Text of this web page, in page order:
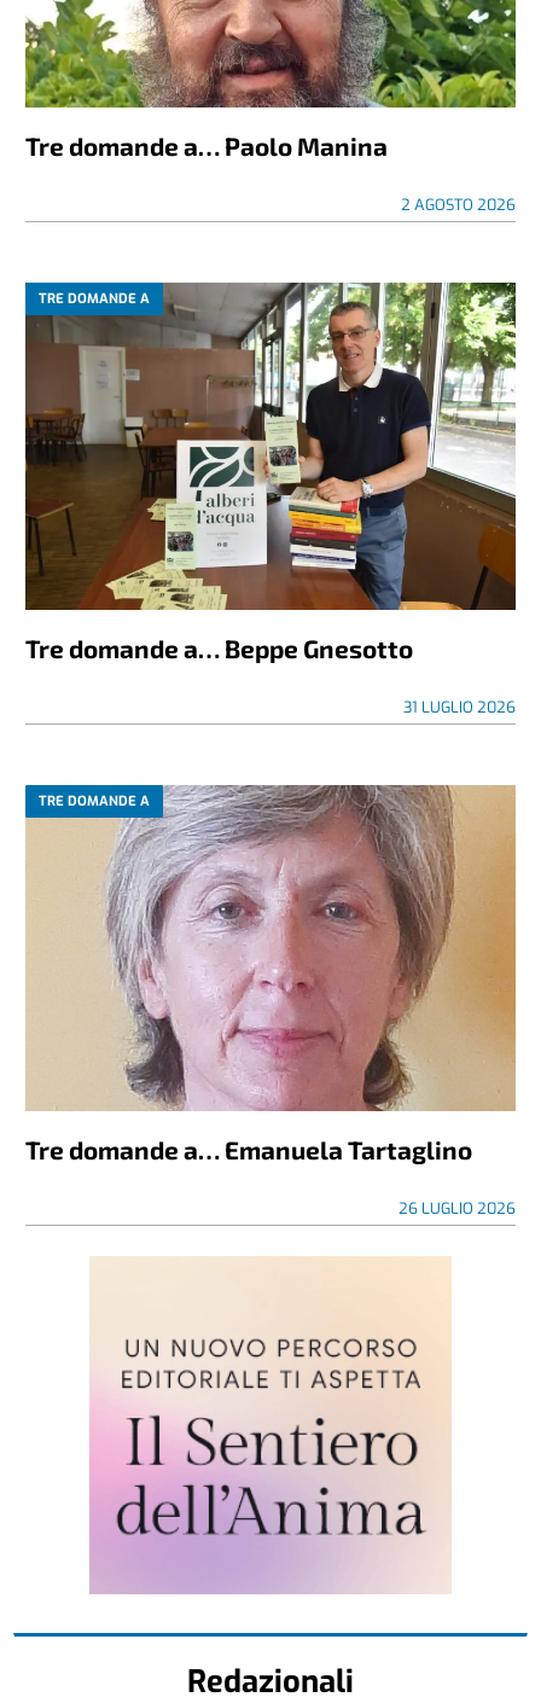
Tre domande a… Paolo Manina
2 AGOSTO 2026
TRE DOMANDE A
Tre domande a… Beppe Gnesotto
31 LUGLIO 2026
TRE DOMANDE A
Tre domande a… Emanuela Tartaglino
26 LUGLIO 2026
Redazionali